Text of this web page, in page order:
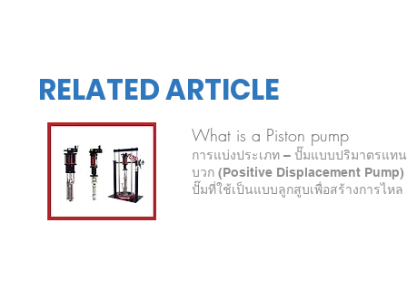
RELATED ARTICLE
What is a Piston pump
การแบ่งประเภท – ปั๊มแบบปริมาตรแท
บวก (Positive Displacement Pump)
ปั๊มที่ใช้เป็นแบบลูกสูบเพื่อสร้างการไหล